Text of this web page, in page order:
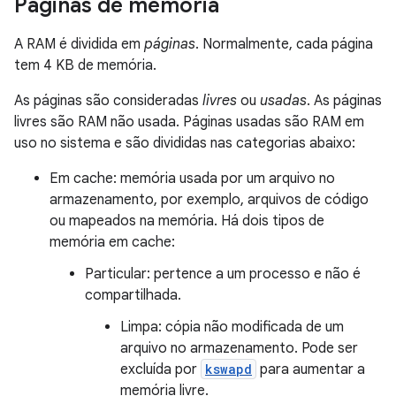
Páginas de memória
A RAM é dividida em páginas. Normalmente, cada página
tem 4 KB de memória.
As páginas são consideradas livres ou usadas. As páginas
livres são RAM não usada. Páginas usadas são RAM em
uso no sistema e são divididas nas categorias abaixo:
Em cache: memória usada por um arquivo no
armazenamento, por exemplo, arquivos de código
ou mapeados na memória. Há dois tipos de
memória em cache:
Particular: pertence a um processo e não é
compartilhada.
Limpa: cópia não modificada de um
arquivo no armazenamento. Pode ser
excluída por kswapd para aumentar a
memória livre.